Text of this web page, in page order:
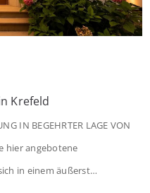
Krefeld
IN BEGEHRTER LAGE VON
hier angebotene
in einem äußerst